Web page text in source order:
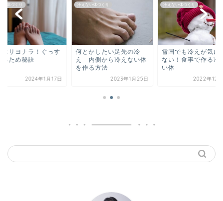
い体づくり
にサヨナラ！ぐっす
るため秘訣
2024年1月17日
冷えない体づくり
何とかしたい足先の冷
え 内側から冷えない体
を作る方法
2023年1月25日
冷えない体づくり
雪国でも冷えが気に
ない！食事で作る冷
い体
2022年12